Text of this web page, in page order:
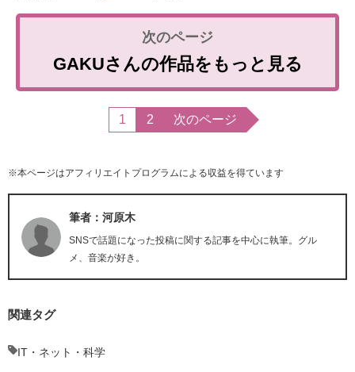
GAKUさんの作品をもっと見る
1 2 次のページ
※本ページはアフィリエイトプログラムによる収益を得ています
筆者：河原木
SNSで話題になった投稿に関する記事を中心に執筆。グル
メ、音楽が好き。
関連タグ
IT・ネット・科学